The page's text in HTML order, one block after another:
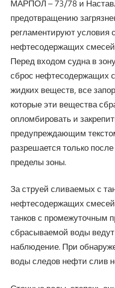
МАРПОЛ – 73/78 и
предотвращению
регламентируют условия
нефтесодержащих
Перед входом судна в
сброс нефтесодержащих
жидких веществ, все
которые эти вещества
опломбировать и
предупреждающим
разрешается только
пределы зоны.
За струей сливаемых с
нефтесодержащих
танков с промежуточным
сбрасываемой воды
наблюдение. При
воды следов нефти слив